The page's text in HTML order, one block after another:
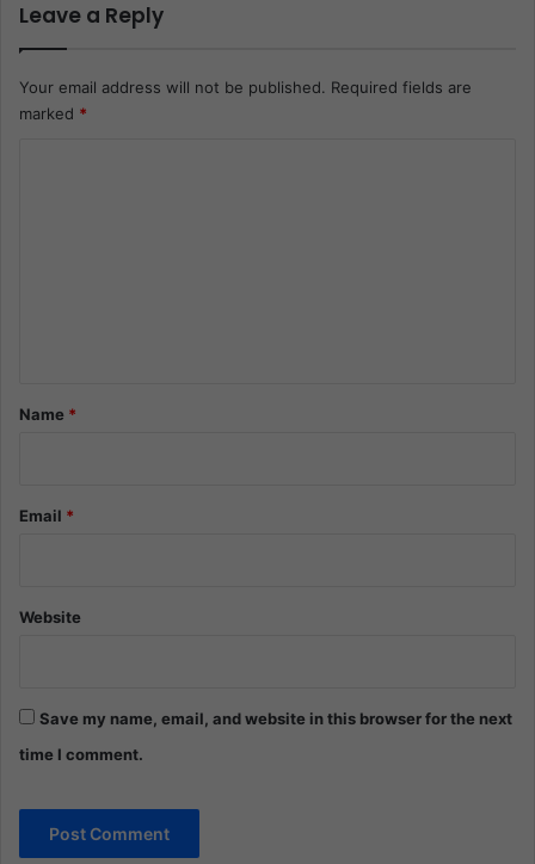
Leave a Reply
Your email address will not be published. Required fields are
marked *
*Name *
Email *
Website
Save my name, email, and website in this browser for the next
time I comment.